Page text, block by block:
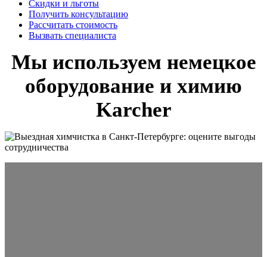
Скидки и льготы
Получить консультацию
Рассчитать стоимость
Вызвать специалиста
Мы используем немецкое
оборудование и химию
Karcher